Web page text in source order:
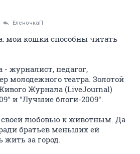
ЕленочкаП
мои кошки способны читать
- журналист, педагог,
молодежного театра. Золотой
Журнала (LiveJournal)
и "Лучшие блоги-2009".
своей любовью к животным. Да
братьев меньших ей
жить за город.